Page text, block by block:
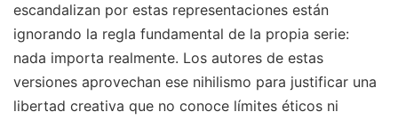
escandalizan por estas representaciones están
ignorando la regla fundamental de la propia serie:
nada importa realmente. Los autores de estas
versiones aprovechan ese nihilismo para justificar una
libertad creativa que no conoce límites éticos ni